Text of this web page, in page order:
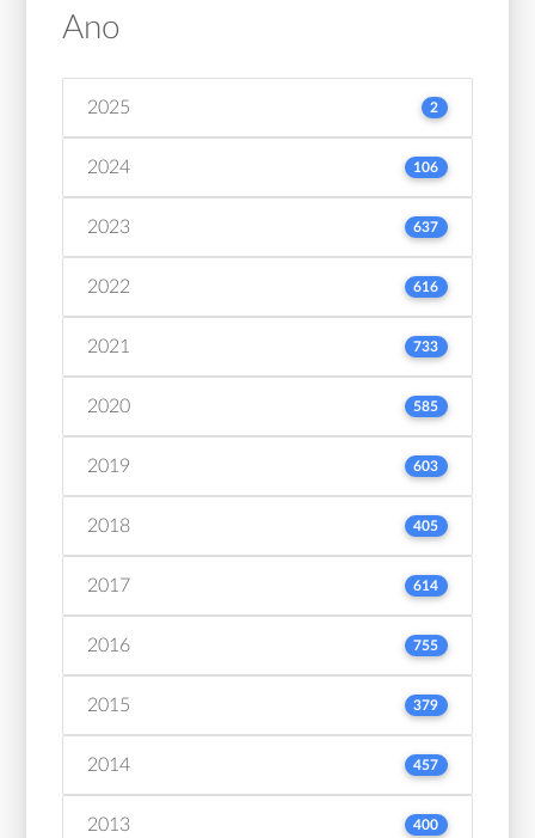
Ano
2025 2
2024 106
2023 637
2022 616
2021 733
2020 585
2019 603
2018 405
2017 614
2016 755
2015 379
2014 457
2013 400